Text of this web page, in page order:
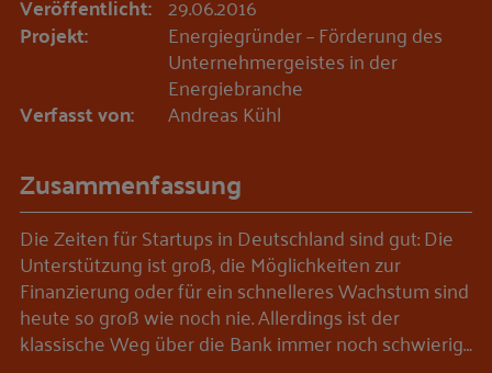
Veröffentlicht:
Projekt: Energiegründer – Förderung des
Unternehmergeistes in der
Energiebranche
Verfasst von: Andreas Kühl
Zusammenfassung
Die Zeiten für Startups in Deutschland sind gut: Die
Unterstützung ist groß, die Möglichkeiten zur
Finanzierung oder für ein schnelleres Wachstum sind
heute so groß wie noch nie. Allerdings ist der
klassische Weg über die Bank immer noch schwierig…